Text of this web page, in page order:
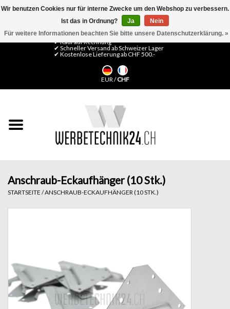
Mein Konto / Kundenkonto anlegen
✔ Kauf auf Rechnung
✔ Schneller Versand ab Schweizer Lager
✔ Kostenlose Lieferung ab CHF 500.-
EUR/CHF
Technik
Anschraub-Eckaufhänger (10 Stk.)
STARTSEITE /ANSCHRAUB-ECKAUFHÄNGER (10 STK.)
Wir benutzen Cookies nur für interne Zwecke um den Webshop zu verbessern.
Ist das in Ordnung?
Ja
Nein
Für weitere Informationen beachten Sie bitte unsere Datenschutzerklärung. »